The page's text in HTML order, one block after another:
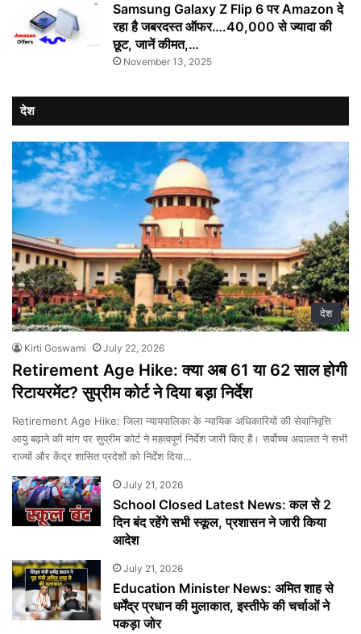
Samsung Galaxy Z Flip 6 पर Amazon दे
रहा है जबरदस्त ऑफर….40,000 से ज्यादा की
छूट, जानें कीमत,…
November 13, 2025
देश
देश
Kirti Goswami July 22, 2026
Retirement Age Hike: क्या अब 61 या 62 साल होगी
रिटायरमेंट? सुप्रीम कोर्ट ने दिया बड़ा निर्देश
Retirement Age Hike: जिला न्यायपालिका के न्यायिक अधिकारियों की सेवानिवृत्ति
आयु बढ़ाने की मांग पर सुप्रीम कोर्ट ने महत्वपूर्ण निर्देश जारी किए हैं। सर्वोच्च अदालत ने सभी
राज्यों और केंद्र शासित प्रदेशों को निर्देश दिया…
July 21, 2026
School Closed Latest News: कल से 2
दिन बंद रहेंगे सभी स्कूल, प्रशासन ने जारी किया
आदेश
July 21, 2026
Education Minister News: अमित शाह से
धर्मेंद्र प्रधान की मुलाकात, इस्तीफे की चर्चाओं ने
पकड़ा जोर